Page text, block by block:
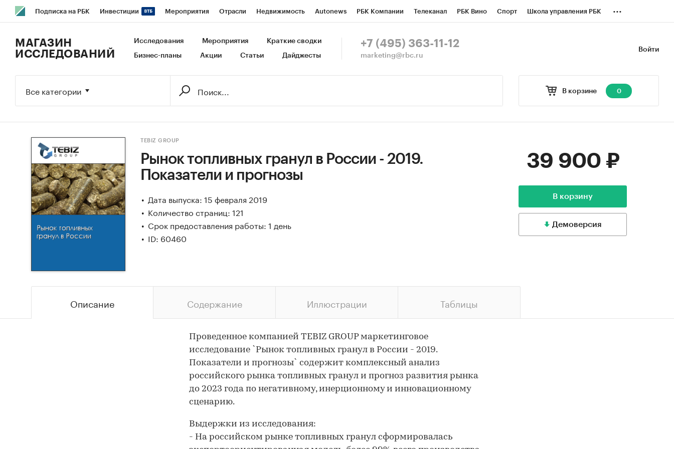
Подписка на РБК Инвестиции Мероприятия Отрасли Недвижимость Autonews РБК Компании Телеканал РБК Вино Спорт Школа управления РБК
Исследования Кредитные рейтинги Франшизы Газета Спецпроекты СПб Конференции СПб Спецпроекты
...
Войти
МАГАЗИН
ИССЛЕДОВАНИЙ
Исследования Мероприятия Краткие сводки
Бизнес-планы Акции Статьи Дайджесты
+7 (495) 363-11-12
marketing@rbc.ru
В корзине 0
Все категории
TEBIZ GROUP
Рынок топливных гранул в России - 2019.
Показатели и прогнозы
Дата выпуска: 15 февраля 2019
Количество страниц: 121
Срок предоставления работы: 1 день
ID: 60460
39 900 ₽
В корзину
Демоверсия
Описание Содержание Иллюстрации Таблицы
Проведенное компанией TEBIZ GROUP маркетинговое
исследование `Рынок топливных гранул в России - 2019.
Показатели и прогнозы` содержит комплексный анализ
российского рынка топливных гранул и прогноз развития рынка
до 2023 года по негативному, инерционному и инновационному
сценарию.
Выдержки из исследования:
- На российском рынке топливных гранул сформировалась